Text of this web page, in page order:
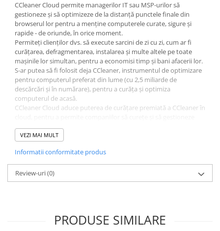
CCleaner Cloud permite managerilor IT sau MSP-urilor să
gestioneze și să optimizeze de la distanță punctele finale din
browserul lor pentru a menține computerele curate, sigure și
rapide - de oriunde, în orice moment.
Permiteți clienților dvs. să execute sarcini de zi cu zi, cum ar fi
curățarea, defragmentarea, instalarea și multe altele pe toate
mașinile lor simultan, pentru a economisi timp și bani afacerii lor.
S-ar putea să fi folosit deja CCleaner, instrumentul de optimizare
pentru computerul preferat din lume (cu 2,5 miliarde de
descărcări și în numărare), pentru a curăța și optimiza
computerul de acasă.
CCleaner Cloud aduce puterea de curățare premiată a CCleaner în
mai multe mașini simultan - din browserul lor. Șterge în siguranță
fișierele nedorite și datele de navigare, defragmentează, șterge
inutile în fundal și multe altele pentru a accelera mașinile, a
recupera spațiu, a reduce blocările, a ajuta la protejarea
confidențialității și la creșterea securității.
Funcționalitatea de curățare automată și acțiuni de grup oferă
unui program.
VEZI MAI MULT
Informatii conformitate produs
Review-uri(0)
PRODUSE SIMILARE